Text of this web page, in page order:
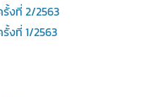
รั้งที่ 2/2563
รั้งที่ 1/2563